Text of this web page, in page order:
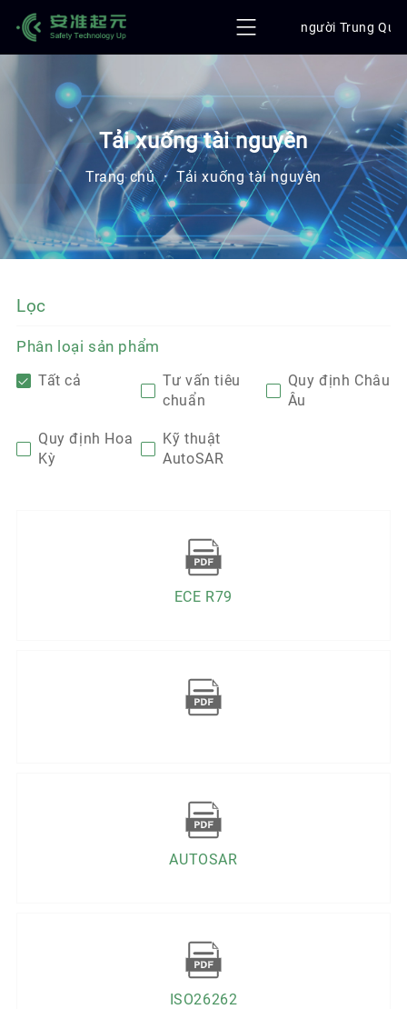
người Trung
Tải xuống tài nguyên
Trang chủ · Tải xuống tài nguyên
Lọc
Phân loại sản phẩm
Tất cả
Tư vấn tiêu
chuẩn
Quy định Châu
Âu
Quy định Hoa
Kỳ
Kỹ thuật
AutoSAR
ECE R79
AUTOSAR
ISO26262